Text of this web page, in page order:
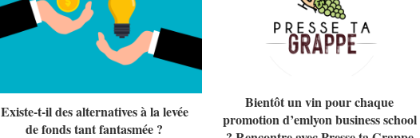
Existe-t-il des alternatives à la levée
de fonds tant fantasmée ?
Bientôt un vin pour chaque
promotion d’emlyon business school